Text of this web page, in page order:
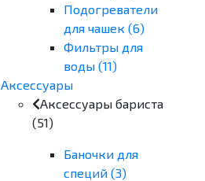
Подогреватели
для чашек (6)
Фильтры для
воды (11)
Аксессуары
Аксессуары бариста
(51)
Баночки для
специй (3)